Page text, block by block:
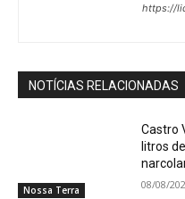
https://
NOTÍCIAS RELACIONADAS
Nossa Terra
Castro
litros
08/08/